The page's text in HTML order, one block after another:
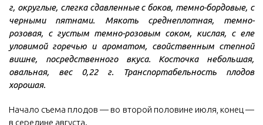
г, округлые, слегка сдавленные с боков, темно-бордовые, с
черными пятнами. Мякоть среднеплотная, темно-
розовая, с густым темно-розовым соком, кислая, с еле
уловимой горечью и ароматом, свойственным степной
вишне, посредственного вкуса. Косточка небольшая,
овальная, вес 0,22 г. Транспортабельность плодов
хорошая.
Начало съема плодов — во второй половине июля, конец —
в середине августа.